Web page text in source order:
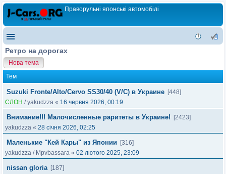
Праворульні японські автомобілі
Ретро на дорогах
Нова тема
Тем
Suzuki Fronte/Alto/Cervo SS30/40 (V/C) в Украине [448]
СЛОН /yakudzza « 16 червня 2026, 00:19
Внимание!!! Малочисленные раритеты в Украине!
[2423]
yakudzza « 28 січня 2026, 02:25
Маленькие "Кей Кары" из Японии
[316]
yakudzza / Mpvbassara « 02 лютого 2025, 23:09
nissan gloria [187]